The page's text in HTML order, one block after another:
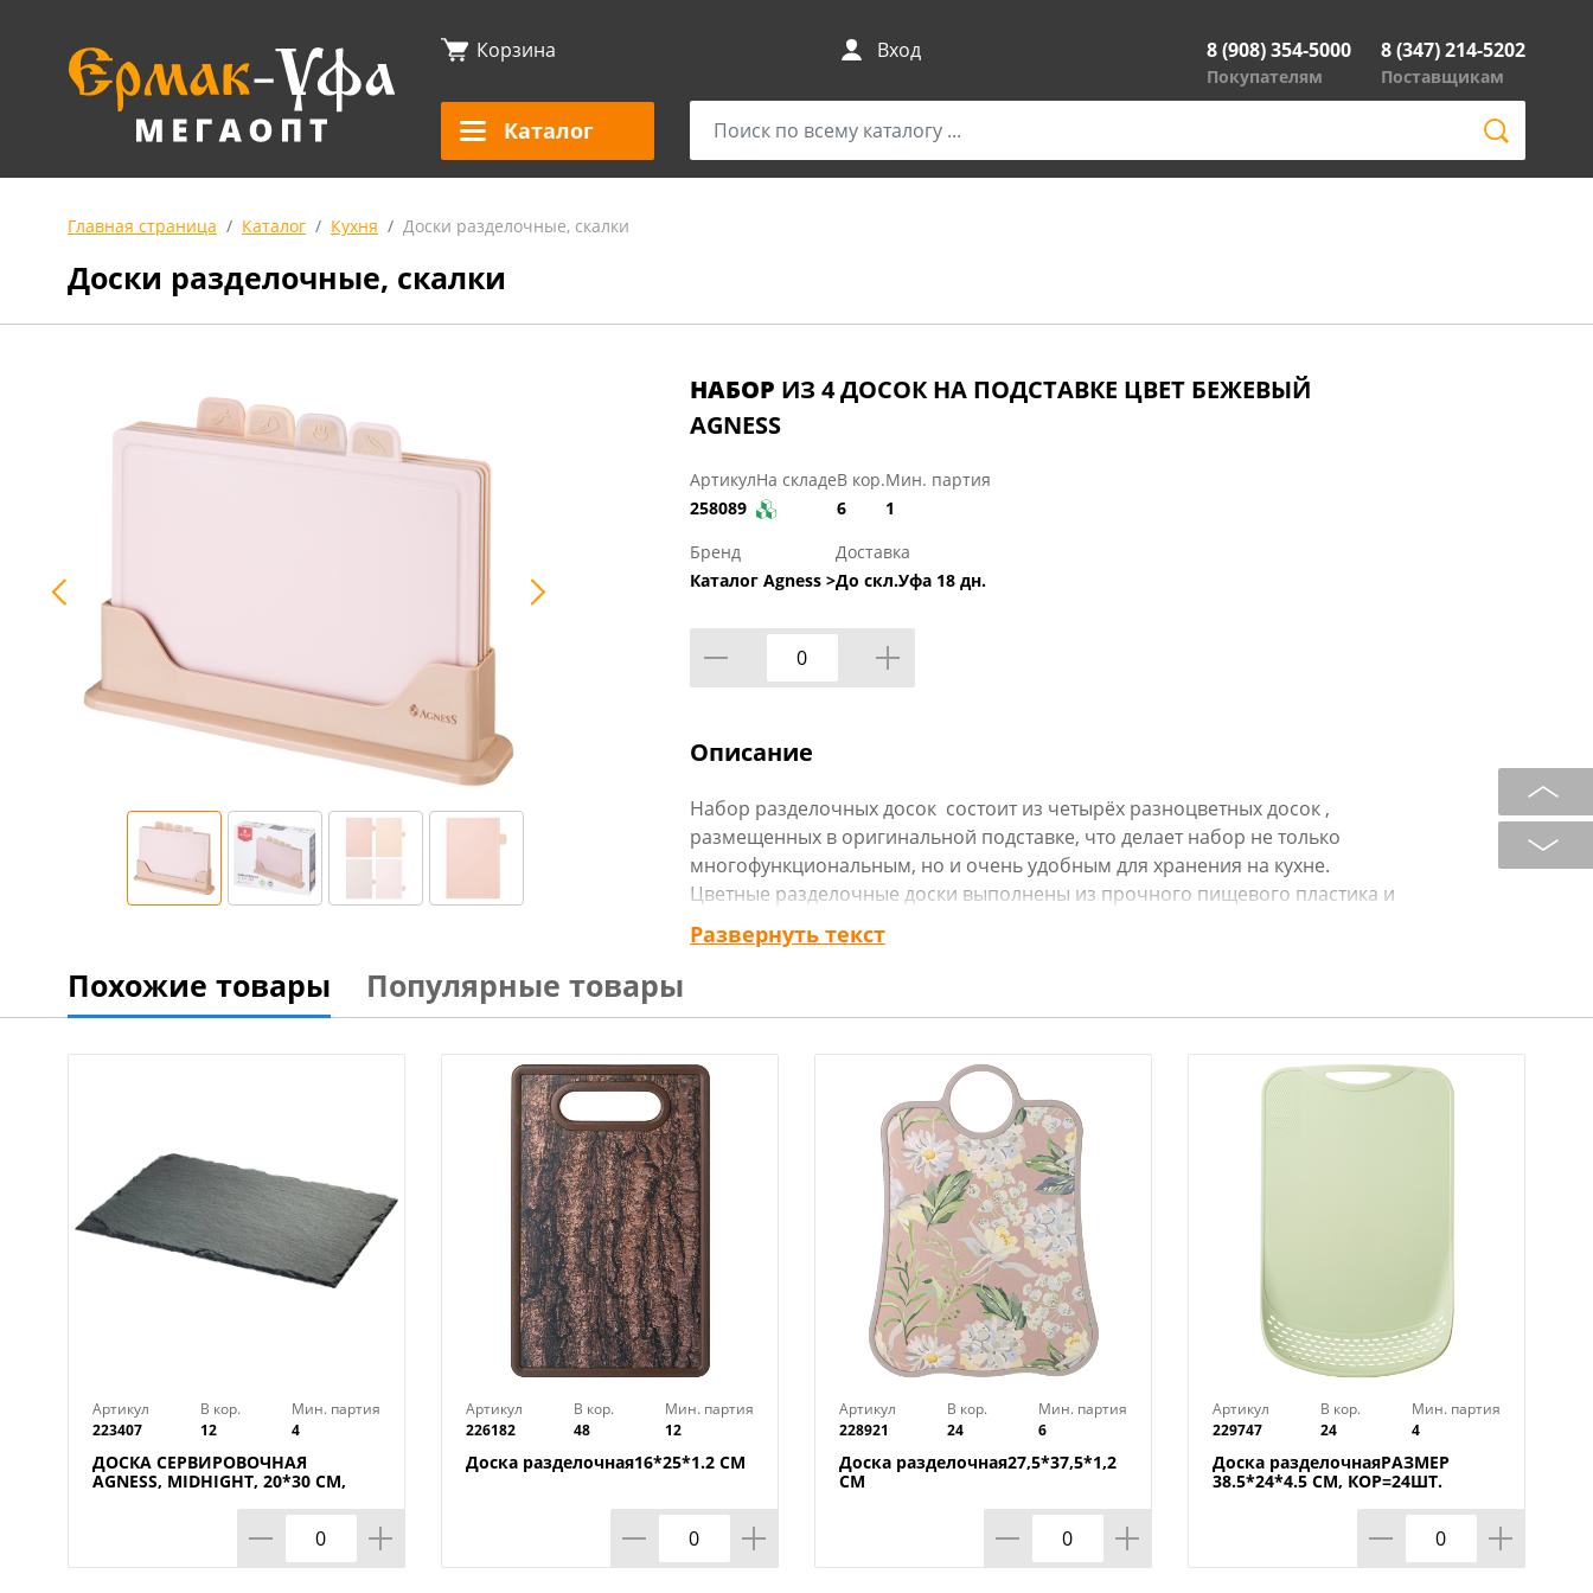
Корзина Вход 8 (908) 354-5000
Покупателям
8 (347) 214-5202
Поставщикам
Каталог
Главная страница Каталог Кухня Доски разделочные, скалки
Доски разделочные, скалки
НАБОР ИЗ 4 ДОСОК НА ПОДСТАВКЕ ЦВЕТ БЕЖЕВЫЙ
AGNESS
Артикул
258089
На складеВ кор.
6
Мин. партия
1
Бренд
Каталог Agness >
Доставка
До скл.Уфа 18 дн.
Описание
Набор разделочных досок состоит из четырёх разноцветных досок ,
размещенных в оригинальной подставке, что делает набор не только
многофункциональным, но и очень удобным для хранения на кухне.
Цветные разделочные доски выполнены из прочного пищевого пластика и
могут использоваться для нарезки сырого мяса и рыбы, овощей, фруктов,
варенных и копченых продуктов, хлеба и т.д.Небольшой выступающий
и стильно дополнит кухонный интерьер. Подходит для мытья в
посудомоечной машине.
Развернуть текст
Похожие товары Популярные товары
Артикул
223407
В кор.
12
Мин. партия
4
ДОСКА СЕРВИРОВОЧНАЯ
AGNESS, MIDHIGHT, 20*30 СМ,
Артикул
226182
В кор.
48
Мин. партия
12
Доска разделочная16*25*1.2 СМ
Артикул
228921
В кор.
24
Мин. партия
6
Доска разделочная27,5*37,5*1,2
СМ
Артикул
229747
В кор.
24
Мин. партия
4
Доска разделочнаяРАЗМЕР
38.5*24*4.5 СМ, КОР=24ШТ.